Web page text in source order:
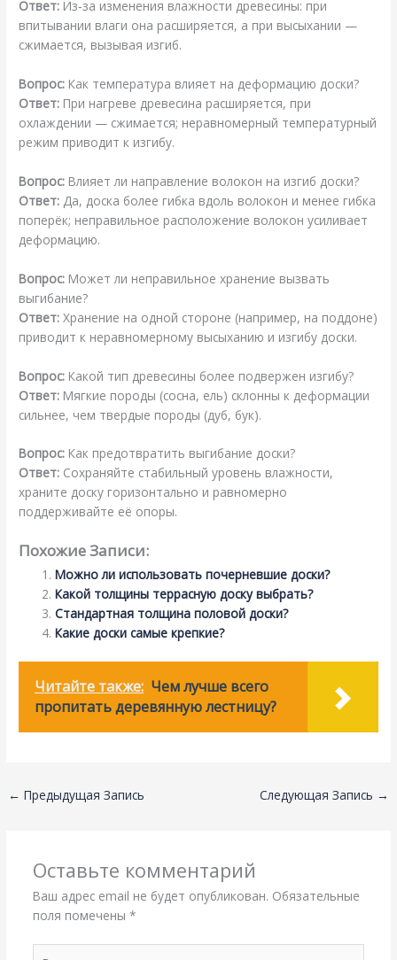
Ответ: Из‑за изменения влажности древесины: при
впитывании влаги она расширяется, а при высыхании —
сжимается, вызывая изгиб.
Вопрос: Как температура влияет на деформацию доски?
Ответ: При нагреве древесина расширяется, при
охлаждении — сжимается; неравномерный температурный
режим приводит к изгибу.
Вопрос: Влияет ли направление волокон на изгиб доски?
Ответ: Да, доска более гибка вдоль волокон и менее гибка
поперёк; неправильное расположение волокон усиливает
деформацию.
Вопрос: Может ли неправильное хранение вызвать
выгибание?
Ответ: Хранение на одной стороне (например, на поддоне)
приводит к неравномерному высыханию и изгибу доски.
Вопрос: Какой тип древесины более подвержен изгибу?
Ответ: Мягкие породы (сосна, ель) склонны к деформации
сильнее, чем твердые породы (дуб, бук).
Вопрос: Как предотвратить выгибание доски?
Ответ: Сохраняйте стабильный уровень влажности,
храните доску горизонтально и равномерно
поддерживайте её опоры.
Похожие Записи:
Можно ли использовать почерневшие доски?
Какой толщины террасную доску выбрать?
Стандартная толщина половой доски?
Какие доски самые крепкие?
Читайте также: Чем лучше всего
пропитать деревянную лестницу?
← Предыдущая Запись Следующая Запись →
Оставьте комментарий
Ваш адрес email не будет опубликован. Обязательные
поля помечены *